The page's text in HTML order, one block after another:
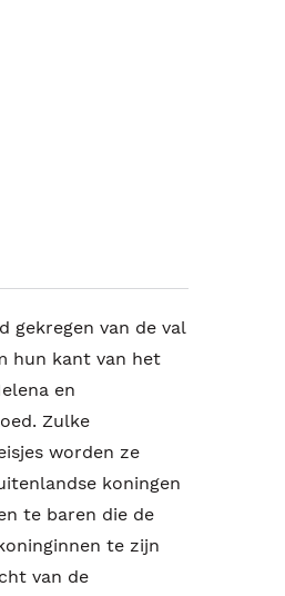
gekregen van de val
hun kant van het
en
Zulke
worden ze
koningen
te baren die de
te zijn
van de